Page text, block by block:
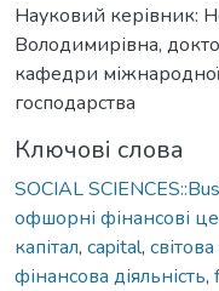
Науковий керівник:
Володимирівна,
кафедри міжнародної
господарства
Ключові слова
SOCIAL
офшорні фінансові
капітал, capital,
фінансова діяльність,